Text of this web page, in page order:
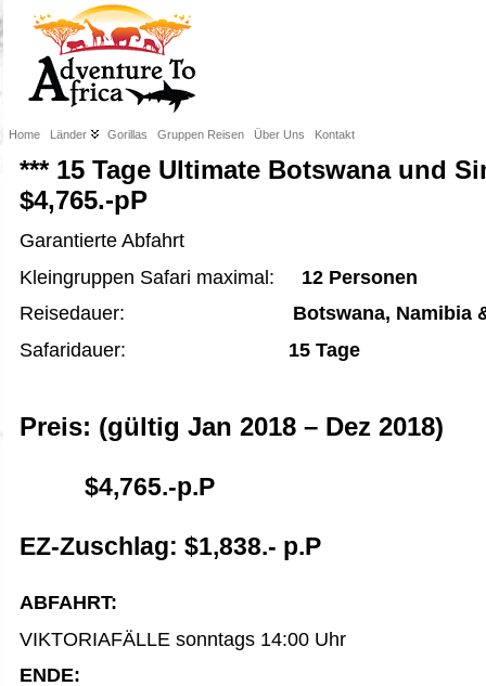
Home Länder Gorillas Gruppen Reisen Über Uns Kontakt
*** 15 Tage Ultimate Botswana und
$4,765.-pP
Garantierte Abfahrt
Kleingruppen Safari maximal: 12 Personen
Reisedauer: Botswana, Namibia
Safaridauer: 15 Tage
Preis: (gültig Jan 2018 – Dez 2018)
$4,765.-p.P
EZ-Zuschlag: $1,838.- p.P
ABFAHRT:
VIKTORIAFÄLLE sonntags 14:00 Uhr
ENDE: